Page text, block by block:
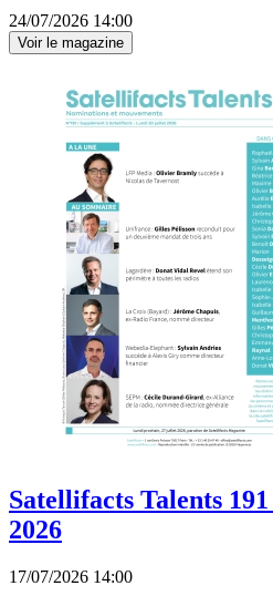
24/07/2026 14:00
Voir le magazine
Satellifacts Talents
2026
17/07/2026 14:00